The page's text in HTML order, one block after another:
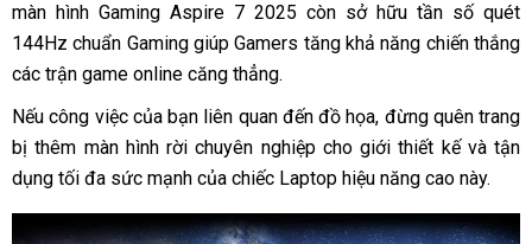
màn hình Gaming Aspire 7 2025 còn sở hữu tần số quét
144Hz chuẩn Gaming giúp Gamers tăng khả năng chiến thắng
các trận game online căng thẳng.
Nếu công việc của bạn liên quan đến đồ họa, đừng quên trang
bị thêm màn hình rời chuyên nghiệp cho giới thiết kế và tận
dụng tối đa sức mạnh của chiếc Laptop hiệu năng cao này.